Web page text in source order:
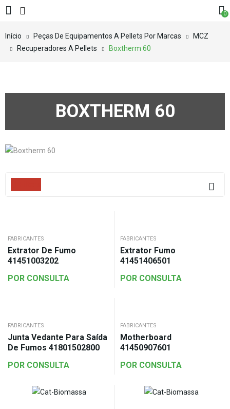
0
Início Peças De Equipamentos A Pellets Por Marcas
MCZ
Recuperadores A Pellets
Boxtherm 60
BOXTHERM 60
FABRICANTES
Extrator De Fumo
41451003202
POR CONSULTA
FABRICANTES
Extrator Fumo
41451406501
POR CONSULTA
FABRICANTES
Junta Vedante Para Saída
De Fumos 41801502800
POR CONSULTA
FABRICANTES
Motherboard
41450907601
POR CONSULTA